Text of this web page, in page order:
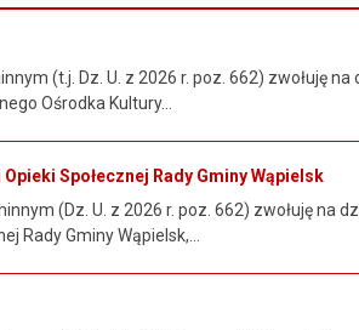
(t.j. Dz. U. z 2026 r. poz. 662) zwołuję na
Ośrodka Kultury...
Społecznej Rady Gminy Wąpielsk
(Dz. U. z 2026 r. poz. 662) zwołuję na
Rady Gminy Wąpielsk,...